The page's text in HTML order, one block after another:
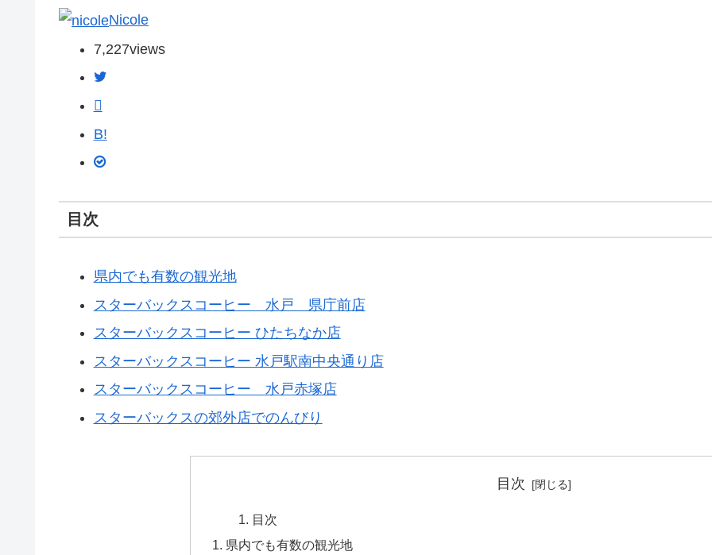
Nicole
7,227views
B!
目次
県内でも有数の観光地
スターバックスコーヒー 水戸 県庁前店
スターバックスコーヒー ひたちなか店
スターバックスコーヒー 水戸駅南中央通り店
スターバックスコーヒー 水戸赤塚店
スターバックスの郊外店でのんびり
目次
目次
県内でも有数の観光地